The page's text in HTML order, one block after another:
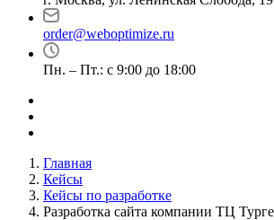
order@weboptimize.ru
Пн. – Пт.: с 9:00 до 18:00
Главная
Кейсы
Кейсы по разработке
Разработка сайта компании ТЦ